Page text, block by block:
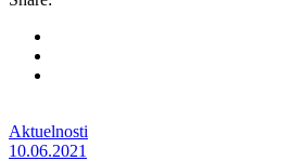
Aktuelnosti
10.06.2021